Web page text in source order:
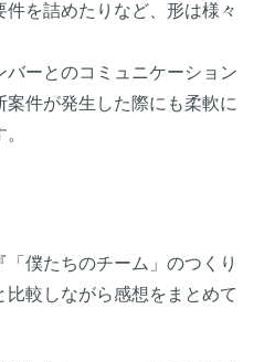
を詰めたりなど、形は様々
ーとのコミュニケーション
案件が発生した際にも柔軟に
僕たちのチーム」のつくり
較しながら感想をまとめて